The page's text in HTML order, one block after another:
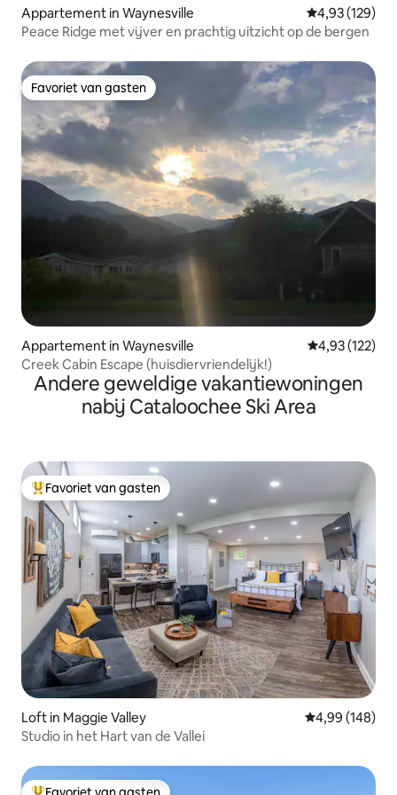
Appartement in Waynesville Gemiddelde
4,93 (129)
Peace Ridge met vijver en prachtig uitzicht op de bergen
Favoriet van gasten
Favoriet van gasten
Appartement in Waynesville Gemiddelde
4,93 (122)
Creek Cabin Escape (huisdiervriendelijk!)
Andere geweldige vakantiewoningen
nabij Cataloochee Ski Area
Topfavoriet van gasten
Favoriet van gasten
Loft in Maggie Valley Gemiddelde
4,99 (148)
Studio in het Hart van de Vallei